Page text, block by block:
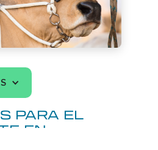
PARA EL
EN